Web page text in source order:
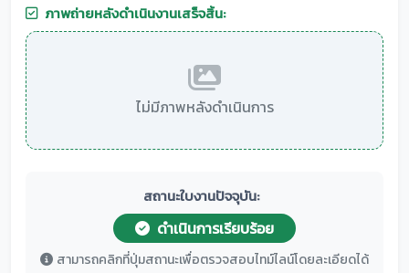
ภาพถ่ายหลังดำเนินงานเสร็จสิ้น:
ไม่มีภาพหลังดำเนินการ
สถานะใบงานปัจจุบัน:
ดำเนินการเรียบร้อย
สามารถคลิกที่ปุ่มสถานะเพื่อตรวจสอบไทม์ไลน์โดยละเอียดได้